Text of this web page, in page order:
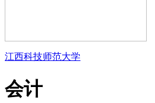
江西科技师范大学
会计